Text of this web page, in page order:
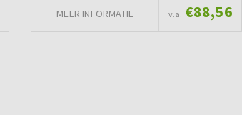
MEER INFORMATIE v.a. €88,56